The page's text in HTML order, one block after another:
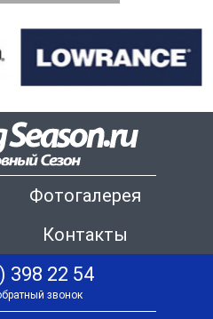
Фотогалерея
Контакты
398 22 54
звонок